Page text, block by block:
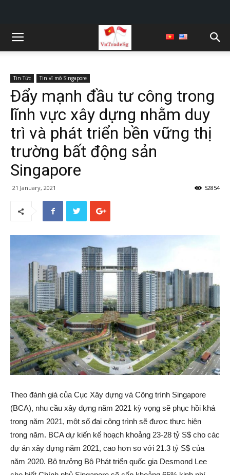
Tin Tức Tin vĩ mô Singapore
Đẩy mạnh đầu tư công trong
lĩnh vực xây dựng nhằm duy
trì và phát triển bền vững thị
trường bất động sản
Singapore
21 January, 2021 52854
Theo đánh giá của Cục Xây dựng và Công trình Singapore
(BCA), nhu cầu xây dựng năm 2021 kỳ vọng sẽ phục hồi khá
trong năm 2021, một số đại công trình sẽ được thực hiện
trong năm. BCA dự kiến kế hoạch khoảng 23-28 tỷ S$ cho các
dự án xây dựng năm 2021, cao hơn so với 21.3 tỷ S$ của
năm 2020. Bộ trưởng Bộ Phát triển quốc gia Desmond Lee